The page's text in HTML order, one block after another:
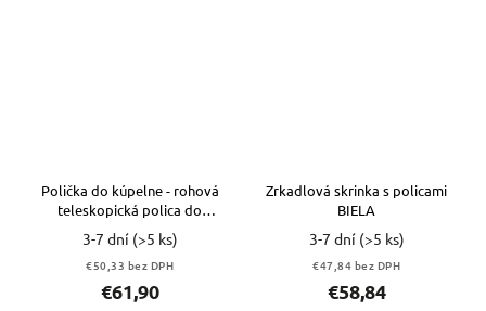
Polička do kúpelne - rohová
teleskopická polica do
kúpeľne ČIERNA MATNÁ
3-7 dní (>5 ks)
€50,33 bez DPH
€61,90
Zrkadlová skrinka s policami
BIELA
3-7 dní (>5 ks)
€47,84 bez DPH
€58,84